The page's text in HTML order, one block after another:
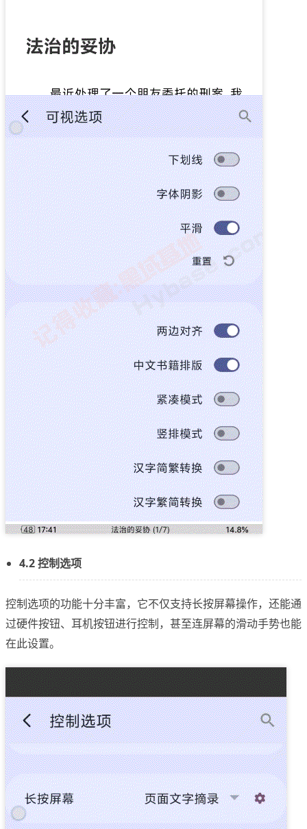
4.2 控制选项
控制选项的功能十分丰富，它不仅支持长按屏幕操作，还能通
过硬件按钮、耳机按钮进行控制，甚至连屏幕的滑动手势也能
在此设置。